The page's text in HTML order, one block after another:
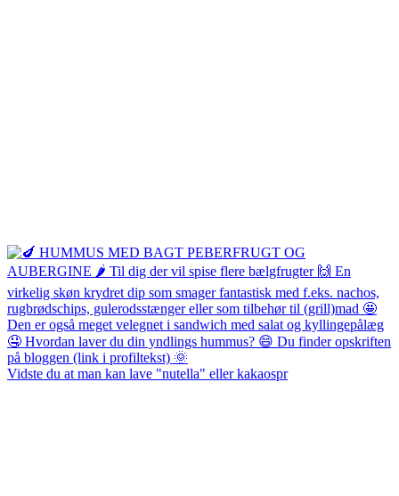
Vidste du at man kan lave "nutella" eller kakaospr